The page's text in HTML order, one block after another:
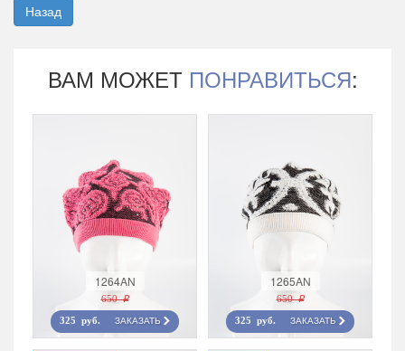
Назад
ВАМ МОЖЕТ ПОНРАВИТЬСЯ:
1264AN
650 r
325 руб. ЗАКАЗАТЬ
1265AN
650 r
325 руб. ЗАКАЗАТЬ